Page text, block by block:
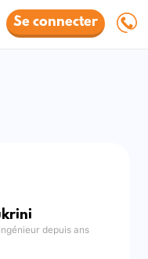
Se connecter
depuis ans